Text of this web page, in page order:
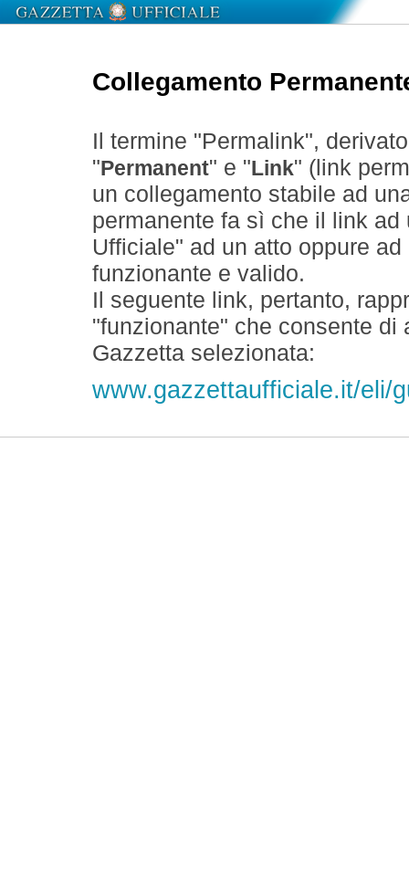
Collegamento
Il termine "Permalink",
" Permanent" e " Link" (link
un collegamento stabile ad
permanente fa sì che il link
Ufficiale" ad un atto oppure
funzionante e valido.
Il seguente link, pertanto,
"funzionante" che consente
Gazzetta selezionata:
www.gazzettaufficiale.it/eli/